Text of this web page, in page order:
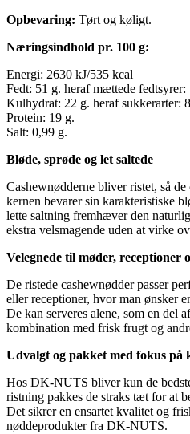
Opbevaring: Tørt og køligt.
Næringsindhold pr. 100 g:
Energi: 2630 kJ/535 kcal
Fedt: 51 g. heraf mættede fedtsyrer:
Kulhydrat: 22 g. heraf sukkerarter:
Protein: 19 g.
Salt: 0,99 g.
Bløde, sprøde og let saltede
Cashewnødderne bliver ristet, så
kernen bevarer sin karakteristiske
lette saltning fremhæver den
ekstra velsmagende uden at virke
Velegnede til møder, receptioner
De ristede cashewnødder passer
eller receptioner, hvor man ønsker
De kan serveres alene, som en del
kombination med frisk frugt og
Udvalgt og pakket med fokus på
Hos DK-NUTS bliver kun de
ristning pakkes de straks tæt for at
Det sikrer en ensartet kvalitet og
nøddeprodukter fra DK-NUTS.